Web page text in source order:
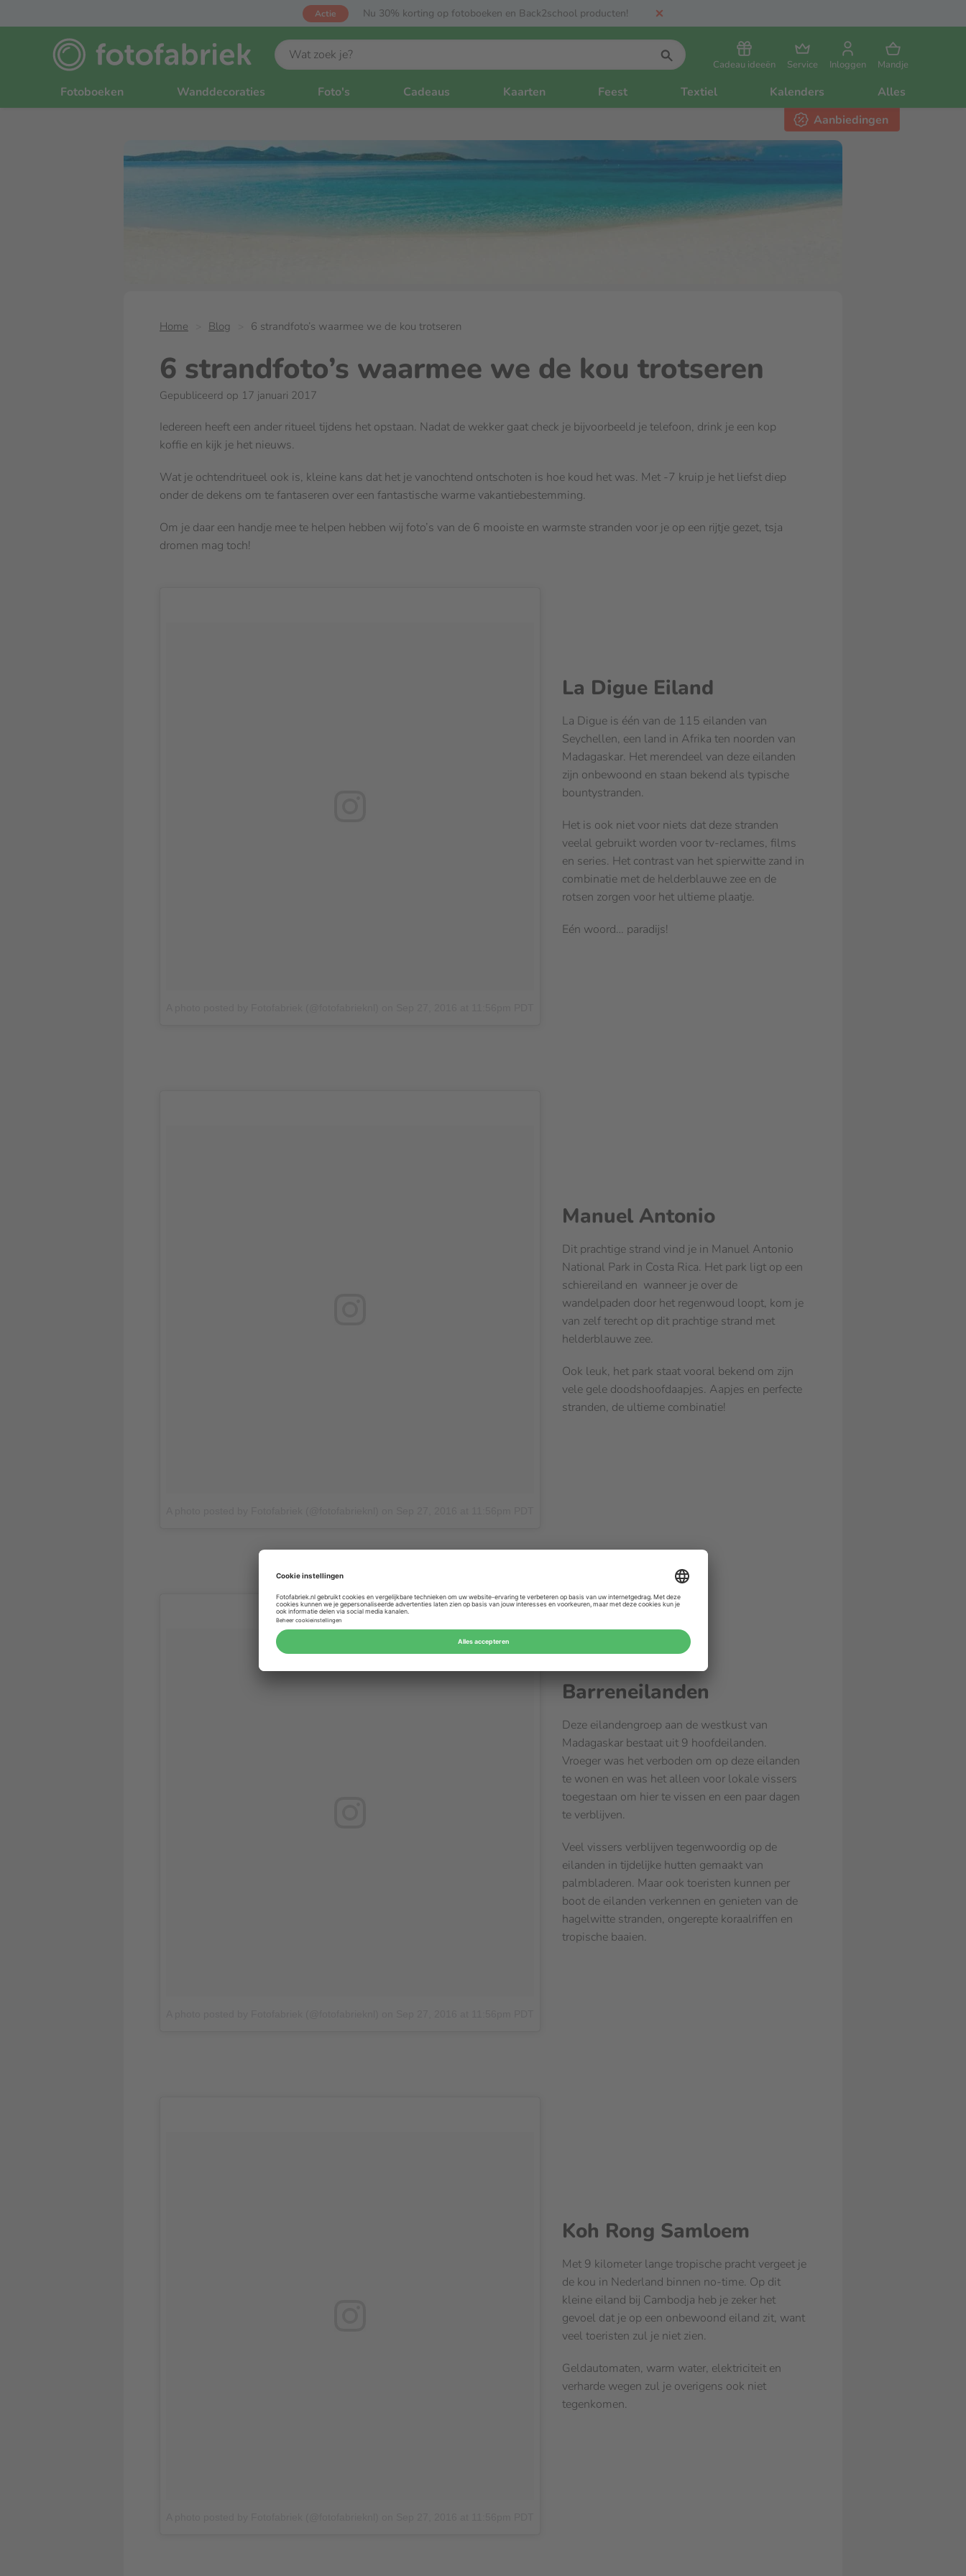
Actie Nu 30% korting op fotoboeken en Back2school producten!
Cadeau ideeën Service Inloggen Mandje
Fotoboeken Wanddecoraties Foto's Cadeaus Kaarten Feest Textiel Kalenders
Alles
Aanbiedingen
Home Blog 6 strandfoto’s waarmee we de kou trotseren
6 strandfoto’s waarmee we de kou trotseren
Gepubliceerd op 17 januari 2017
Iedereen heeft een ander ritueel tijdens het opstaan. Nadat de wekker gaat check je bijvoorbeeld je telefoon, drink je een kop
koffie en kijk je het nieuws.
Wat je ochtendritueel ook is, kleine kans dat het je vanochtend ontschoten is hoe koud het was. Met -7 kruip je het liefst diep
onder de dekens om te fantaseren over een fantastische warme vakantiebestemming.
Om je daar een handje mee te helpen hebben wij foto’s van de 6 mooiste en warmste stranden voor je op een rijtje gezet, tsja
dromen mag toch!
La Digue Eiland
La Digue is één van de 115 eilanden van
Seychellen, een land in Afrika ten noorden van
Madagaskar. Het merendeel van deze eilanden
zijn onbewoond en staan bekend als typische
bountystranden.
Het is ook niet voor niets dat deze stranden
veelal gebruikt worden voor tv-reclames, films
en series. Het contrast van het spierwitte zand in
combinatie met de helderblauwe zee en de
rotsen zorgen voor het ultieme plaatje.
Eén woord… paradijs!
Manuel Antonio
Dit prachtige strand vind je in Manuel Antonio
National Park in Costa Rica. Het park ligt op een
schiereiland en wanneer je over de
wandelpaden door het regenwoud loopt, kom je
van zelf terecht op dit prachtige strand met
helderblauwe zee.
Ook leuk, het park staat vooral bekend om zijn
vele gele doodshoofdaapjes. Aapjes en perfecte
stranden, de ultieme combinatie!
Barreneilanden
Deze eilandengroep aan de westkust van
Madagaskar bestaat uit 9 hoofdeilanden.
Vroeger was het verboden om op deze eilanden
te wonen en was het alleen voor lokale vissers
toegestaan om hier te vissen en een paar dagen
te verblijven.
Veel vissers verblijven tegenwoordig op de
eilanden in tijdelijke hutten gemaakt van
palmbladeren. Maar ook toeristen kunnen per
boot de eilanden verkennen en genieten van de
hagelwitte stranden, ongerepte koraalriffen en
tropische baaien.
Koh Rong Samloem
Met 9 kilometer lange tropische pracht vergeet je
de kou in Nederland binnen no-time. Op dit
kleine eiland bij Cambodja heb je zeker het
gevoel dat je op een onbewoond eiland zit, want
veel toeristen zul je niet zien.
Geldautomaten, warm water, elektriciteit en
verharde wegen zul je overigens ook niet
tegenkomen.